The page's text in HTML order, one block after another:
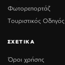
Φωτορεπορτάζ
Τουριστικός Οδηγός
ΣΧΕΤΙΚΑ
Όροι χρήσης